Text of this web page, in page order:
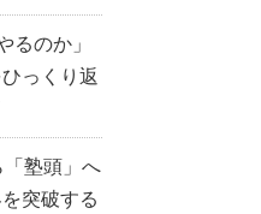
るのか」
っくり返
「塾頭」へ
突破する